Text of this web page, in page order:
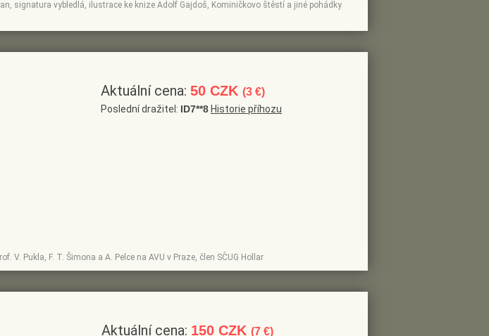
signatura vybledlá, ilustrace ke knize Adolf Gajdoš, Kominičkovo štěstí a jiné pohádky
V. Pukla, F. T. Šimona a A. Pelce na AVU v Praze, člen SČUG Hollar
Aktuální cena: 50 CZK (3 €)
Poslední dražitel: ID7**8 Historie příhozu
Aktuální cena: 150 CZK (7 €)